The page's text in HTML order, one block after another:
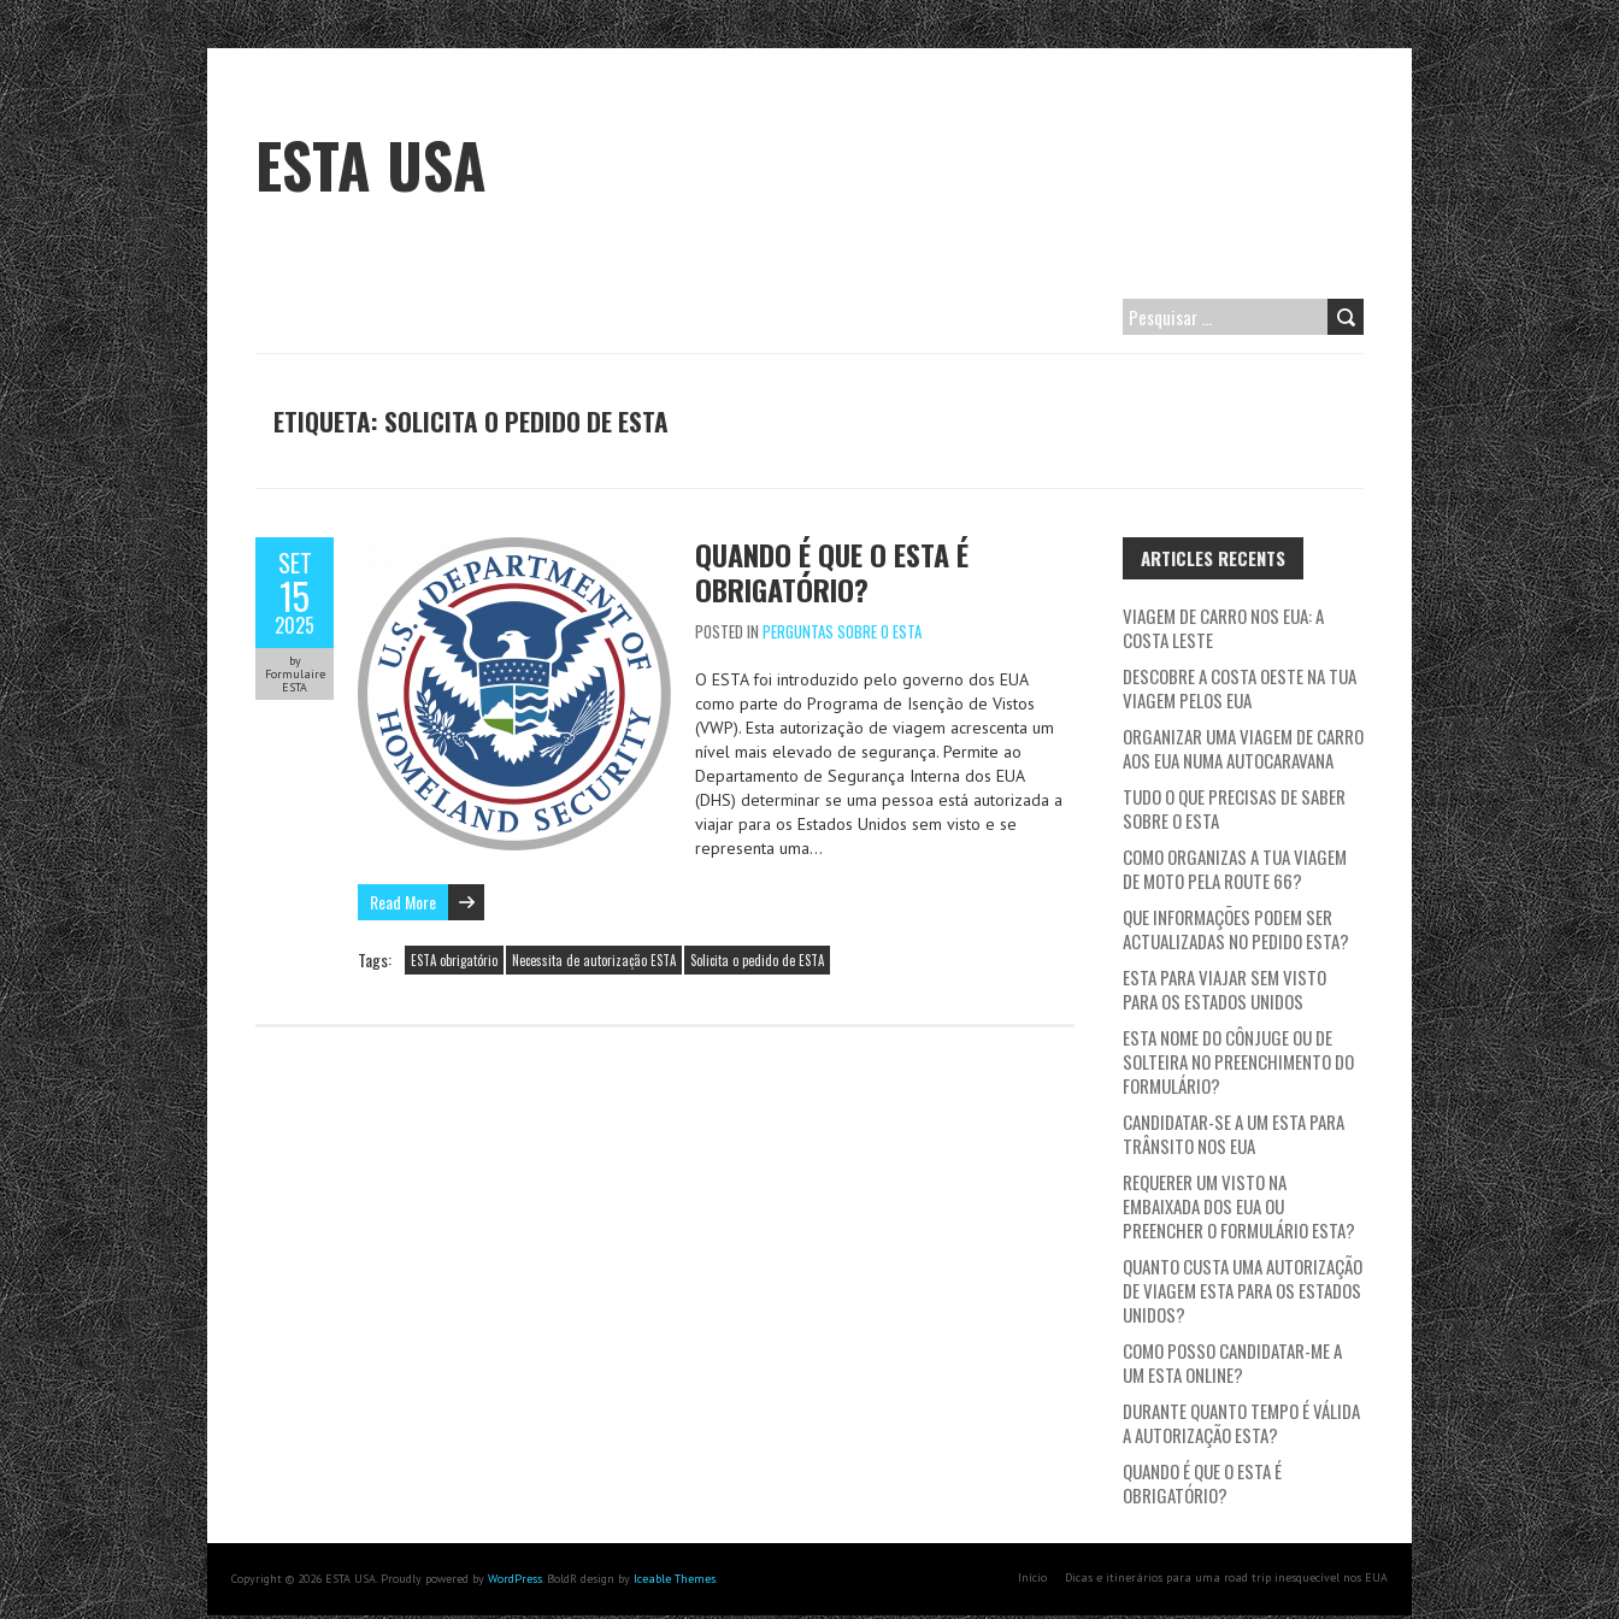
ESTA USA
PESQUISAR
ETIQUETA: SOLICITA O PEDIDO DE ESTA
SET
15
2025
by
Formulaire
ESTA
QUANDO É QUE O ESTA É
OBRIGATÓRIO?
POSTED IN PERGUNTAS SOBRE O ESTA
O ESTA foi introduzido pelo governo dos EUA
como parte do Programa de Isenção de Vistos
(VWP). Esta autorização de viagem acrescenta um
nível mais elevado de segurança. Permite ao
Departamento de Segurança Interna dos EUA
(DHS) determinar se uma pessoa está autorizada a
viajar para os Estados Unidos sem visto e se
representa uma…
Read More
Tags: ESTA obrigatório Necessita de autorização ESTA Solicita o pedido de ESTA
ARTICLES RECENTS
VIAGEM DE CARRO NOS EUA: A
COSTA LESTE
DESCOBRE A COSTA OESTE NA TUA
VIAGEM PELOS EUA
ORGANIZAR UMA VIAGEM DE CARRO
AOS EUA NUMA AUTOCARAVANA
TUDO O QUE PRECISAS DE SABER
SOBRE O ESTA
COMO ORGANIZAS A TUA VIAGEM
DE MOTO PELA ROUTE 66?
QUE INFORMAÇÕES PODEM SER
ACTUALIZADAS NO PEDIDO ESTA?
ESTA PARA VIAJAR SEM VISTO
PARA OS ESTADOS UNIDOS
ESTA NOME DO CÔNJUGE OU DE
SOLTEIRA NO PREENCHIMENTO DO
FORMULÁRIO?
CANDIDATAR-SE A UM ESTA PARA
TRÂNSITO NOS EUA
REQUERER UM VISTO NA
EMBAIXADA DOS EUA OU
PREENCHER O FORMULÁRIO ESTA?
QUANTO CUSTA UMA AUTORIZAÇÃO
DE VIAGEM ESTA PARA OS ESTADOS
UNIDOS?
COMO POSSO CANDIDATAR-ME A
UM ESTA ONLINE?
DURANTE QUANTO TEMPO É VÁLIDA
A AUTORIZAÇÃO ESTA?
QUANDO É QUE O ESTA É
OBRIGATÓRIO?
Copyright © 2026 ESTA USA. Proudly powered by WordPress. BoldR design by Iceable Themes. Início Dicas e itinerários para uma road trip inesquecível nos EUA